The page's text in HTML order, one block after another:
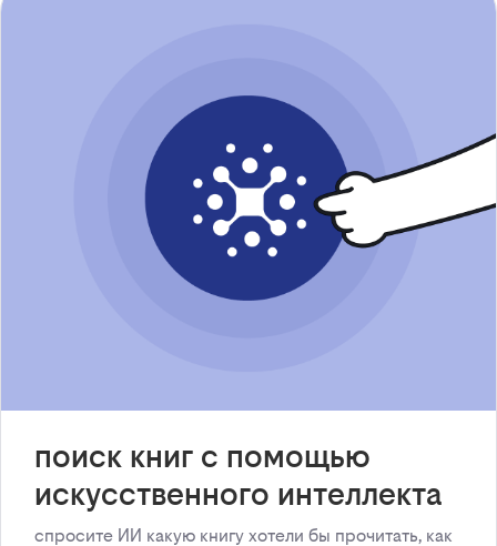
поиск книг с помощью
искусственного интеллекта
спросите ИИ какую книгу хотели бы прочитать, как